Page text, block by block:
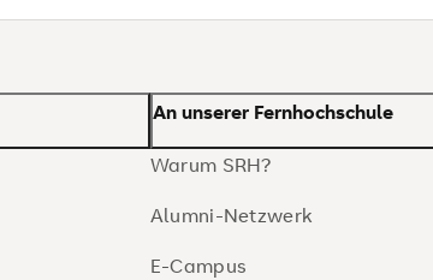
An unserer Fernhochschule
Warum SRH?
Alumni-Netzwerk
E-Campus